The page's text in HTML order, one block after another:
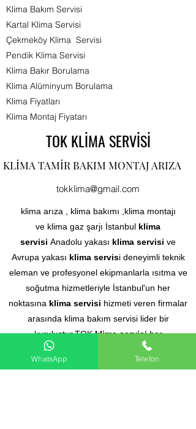
Klima Bakım Servisi
Kartal Klima Servisi
Çekmeköy Klima Servisi
Pendik Klima Servisi
Klima Bakır Borulama
Klima Alüminyum Borulama
Klima Fiyatları
Klima Montaj Fiyatarı​
TOK KLİMA SERVİSİ
KLİMA TAMİR BAKIM MONTAJ ARIZA
tokklima@gmail.com
klima arıza , klima bakımı ,klima montajı
ve klima gaz şarjı İstanbul klima
servisi Anadolu yakası klima servisi ve
Avrupa yakası klima servisi deneyimli teknik
eleman ve profesyonel ekipmanlarla ısıtma ve
soğutma hizmetleriyle İstanbul'un her
noktasına klima servisi hizmeti veren firmalar
arasında klima bakım servisi lider bir
kuruluştur.TOKklima servisiher
marka klima ve kombi markalarına teknik
destek hizmeti klima kombi ariza montaj ve
WhatsApp Telefon